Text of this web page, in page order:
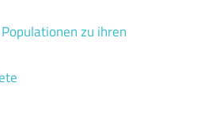
zu ihren